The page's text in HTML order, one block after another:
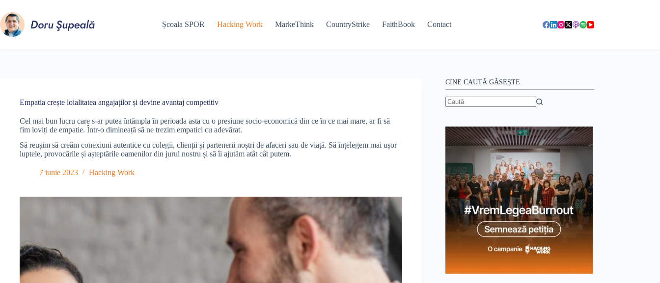
conținut
Școala SPOR Hacking Work MarkeThink CountryStrike FaithBook Contact
Empatia crește loialitatea angajaților și devine avantaj competitiv
Cel mai bun lucru care s-ar putea întâmpla în perioada asta cu o presiune socio-economică din ce în ce mai mare, ar fi să
fim loviți de empatie. Într-o dimineață să ne trezim empatici cu adevărat.
Să reușim să creăm conexiuni autentice cu colegii, clienții și partenerii noștri de afaceri sau de viață. Să înțelegem mai ușor
luptele, provocările și așteptările oamenilor din jurul nostru și să îi ajutăm atât cât putem.
7 iunie 2023 Hacking Work
CINE CAUTĂ GĂSEȘTE